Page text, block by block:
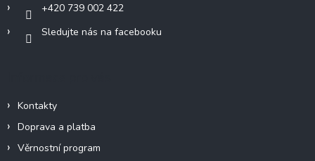
+420 739 002 422
Sledujte nás na facebooku
Kontakty
Doprava a platba
Věrnostní program